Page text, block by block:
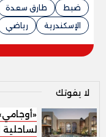
ضبط
طارق سعدة
الإسكندرية
رياضي
لا يفوتك